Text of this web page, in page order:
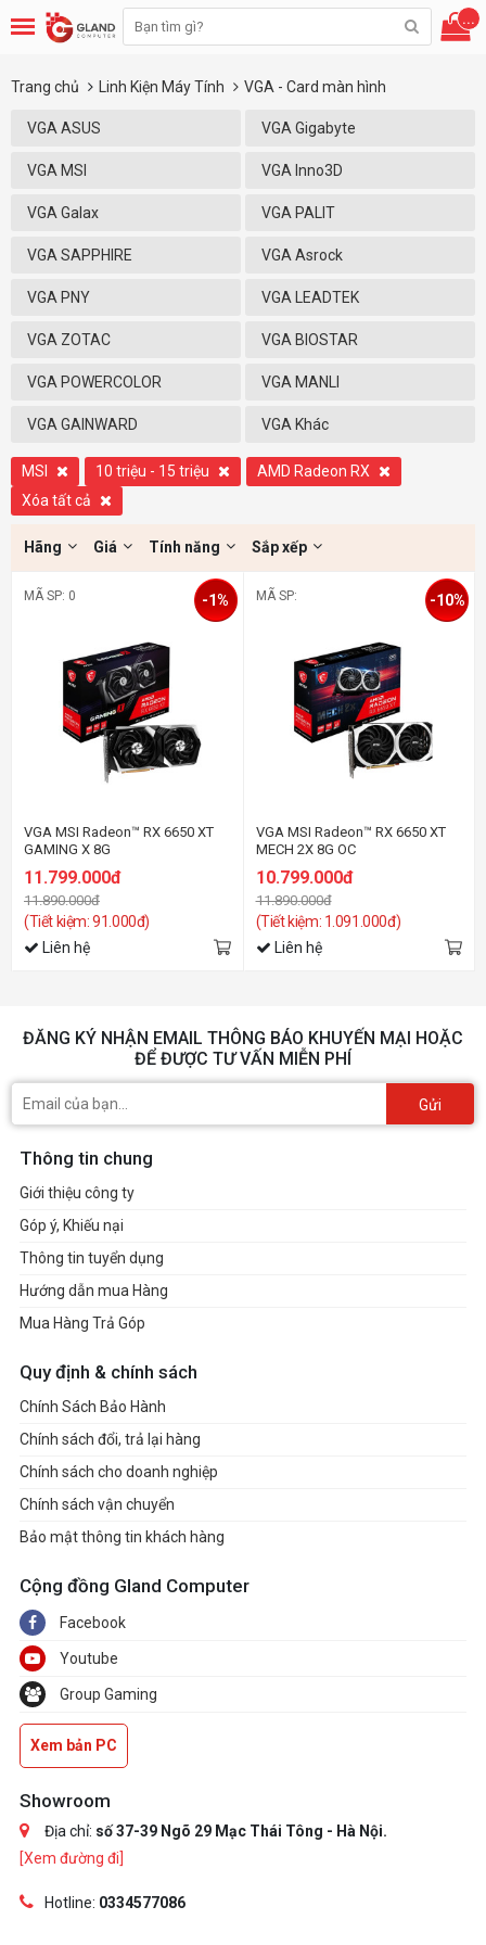
...
Trang chủ Linh Kiện Máy Tính VGA - Card màn hình
VGA ASUS VGA Gigabyte
VGA MSI VGA Inno3D
VGA Galax VGA PALIT
VGA SAPPHIRE VGA Asrock
VGA PNY VGA LEADTEK
VGA ZOTAC VGA BIOSTAR
VGA POWERCOLOR VGA MANLI
VGA GAINWARD VGA Khác
MSI 10 triệu - 15 triệu
AMD Radeon RX
Xóa tất cả
Hãng Giá Tính năng Sắp xếp
MÃ SP: 0
VGA MSI Radeon™ RX 6650 XT
GAMING X 8G
11.799.000đ
11.890.000đ
(Tiết kiệm: 91.000đ)
-1%
Liên hệ
MÃ SP:
VGA MSI Radeon™ RX 6650 XT
MECH 2X 8G OC
10.799.000đ
11.890.000đ
(Tiết kiệm: 1.091.000đ)
-10%
Liên hệ
ĐĂNG KÝ NHẬN EMAIL THÔNG BÁO KHUYẾN MẠI HOẶC
ĐỂ ĐƯỢC TƯ VẤN MIỄN PHÍ
Gửi
Thông tin chung
Giới thiệu công ty
Góp ý, Khiếu nại
Thông tin tuyển dụng
Hướng dẫn mua Hàng
Mua Hàng Trả Góp
Quy định & chính sách
Chính Sách Bảo Hành
Chính sách đổi, trả lại hàng
Chính sách cho doanh nghiệp
Chính sách vận chuyển
Bảo mật thông tin khách hàng
Cộng đồng Gland Computer
Facebook
Youtube
Group Gaming
Xem bản PC
Showroom
Địa chỉ: số 37-39 Ngõ 29 Mạc Thái Tông - Hà Nội.
[Xem đường đi]
Hotline: 0334577086